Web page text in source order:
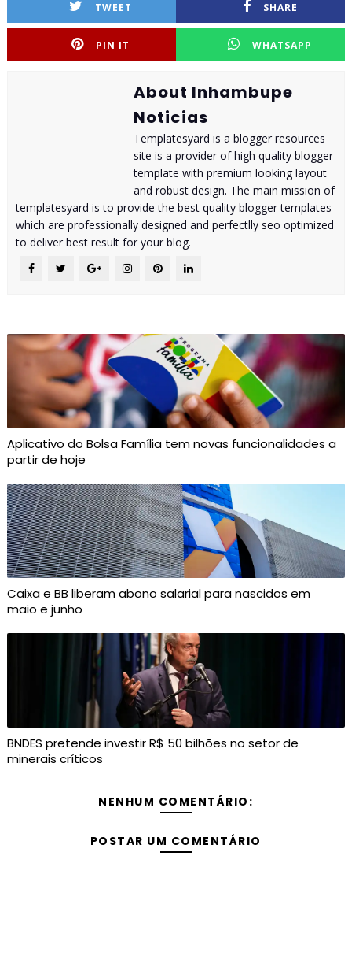
TWEET SHARE
PIN IT WHATSAPP
About Inhambupe
Noticias
Templatesyard is a blogger resources
site is a provider of high quality blogger
template with premium looking layout
and robust design. The main mission of
templatesyard is to provide the best quality blogger templates
which are professionally designed and perfectlly seo optimized
to deliver best result for your blog.
Aplicativo do Bolsa Família tem novas funcionalidades a
partir de hoje
Caixa e BB liberam abono salarial para nascidos em
maio e junho
BNDES pretende investir R$ 50 bilhões no setor de
minerais críticos
NENHUM COMENTÁRIO:
POSTAR UM COMENTÁRIO